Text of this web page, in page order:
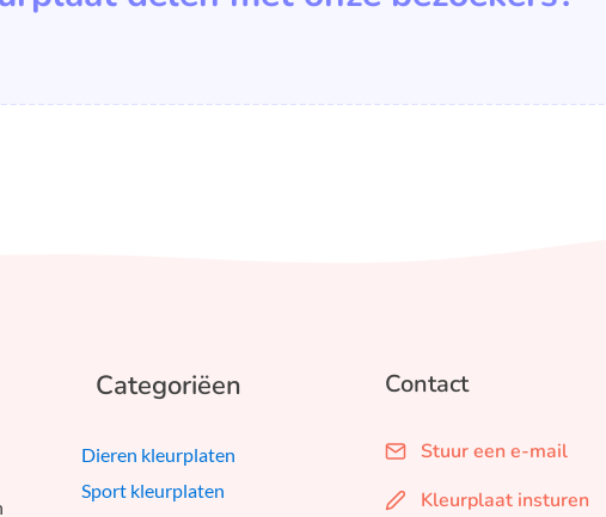
Categoriëen
Dieren kleurplaten
Sport kleurplaten
Contact
Stuur een e-mail
Kleurplaat insturen